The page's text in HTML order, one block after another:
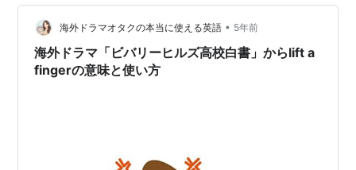
「私は、推しも聖地もない人生なのだろうか・・・」
と。笑 少なくともこの絶妙なネーミングが流行り始めて
からは、“誰か”や“何か”に…
海外ドラマオタクの本当に使える英語 • 5年前
海外ドラマ「ビバリーヒルズ高校白書」からlift a
fingerの意味と使い方